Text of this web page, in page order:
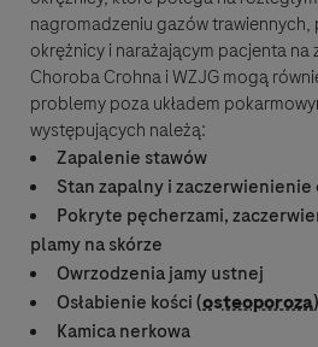
nagromadzeniu gazów
okrężnicy i narażającym pacjenta na
Choroba Crohna i WZJG mogą
problemy poza układem
występujących należą:
Zapalenie stawów
Stan zapalny i zaczerwienienie
Pokryte pęcherzami,
plamy na skórze
Owrzodzenia jamy ustnej
Osłabienie kości (osteoporoza)
Kamica nerkowa